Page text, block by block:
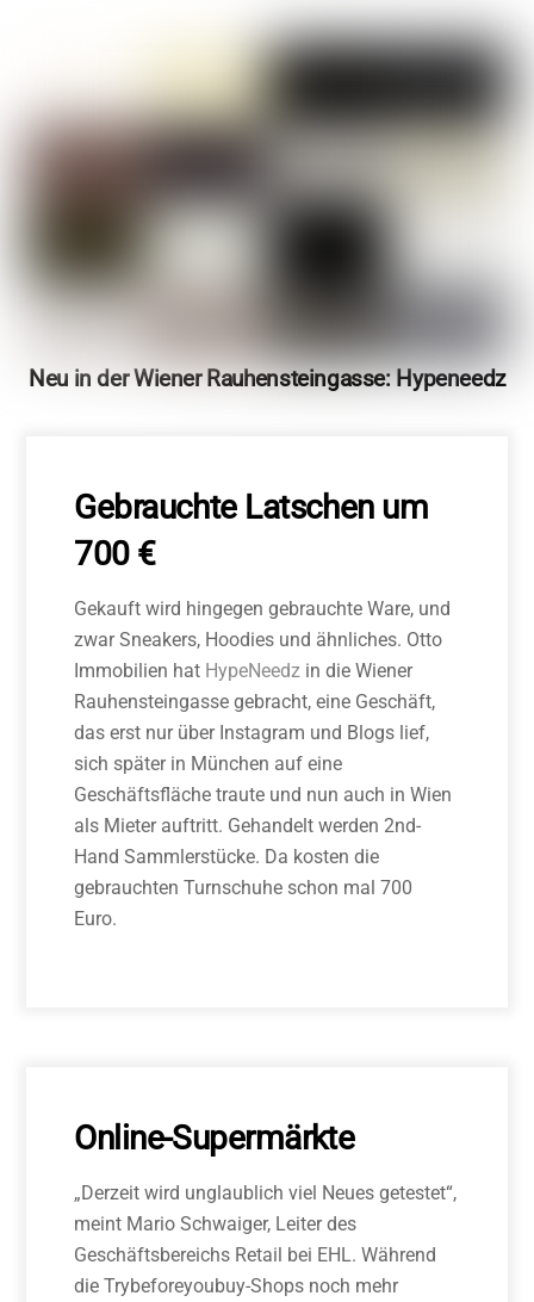
Neu in der Wiener Rauhensteingasse: Hypeneedz
Gebrauchte Latschen um
700 €
Gekauft wird hingegen gebrauchte Ware, und
zwar Sneakers, Hoodies und ähnliches. Otto
Immobilien hat HypeNeedz in die Wiener
Rauhensteingasse gebracht, eine Geschäft,
das erst nur über Instagram und Blogs lief,
sich später in München auf eine
Geschäftsfläche traute und nun auch in Wien
als Mieter auftritt. Gehandelt werden 2nd-
Hand Sammlerstücke. Da kosten die
gebrauchten Turnschuhe schon mal 700
Euro.
Online-Supermärkte
„Derzeit wird unglaublich viel Neues getestet“,
meint Mario Schwaiger, Leiter des
Geschäftsbereichs Retail bei EHL. Während
die Try­before­you­buy­-Shops noch mehr